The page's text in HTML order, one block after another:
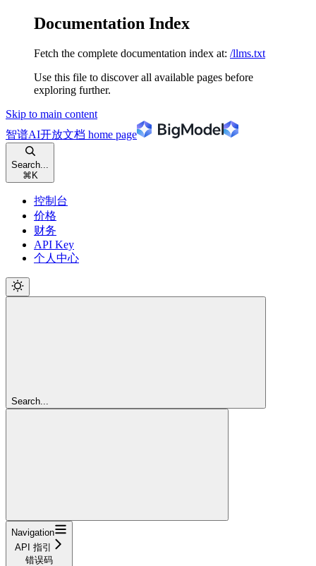
Documentation Index
Fetch the complete documentation index at: /llms.txt
Use this file to discover all available pages before
exploring further.
Skip to main content
智谱AI开放文档 home page
Search...
⌘ K
控制台
价格
财务
API Key
个人中心
Search...
Navigation
API 指引
错误码